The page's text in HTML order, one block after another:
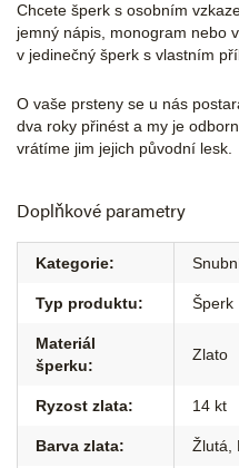
Chcete šperk s osobním
jemný nápis, monogram nebo
v jedinečný šperk s vlastním
O vaše prsteny se u nás
dva roky přinést a my je
vrátíme jim jejich původní lesk.
Doplňkové parametry
Kategorie:
Typ produktu: Šperk
Materiál
šperku:
Zlato
Ryzost zlata: 14 kt
Barva zlata: Žlutá